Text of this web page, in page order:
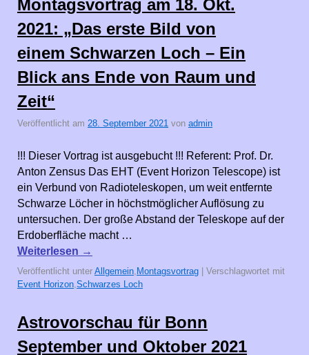
Montagsvortrag am 18. Okt.
2021: „Das erste Bild von
einem Schwarzen Loch – Ein
Blick ans Ende von Raum und
Zeit“
Veröffentlicht am 28. September 2021 von admin
!!! Dieser Vortrag ist ausgebucht !!! Referent: Prof. Dr.
Anton Zensus Das EHT (Event Horizon Telescope) ist
ein Verbund von Radioteleskopen, um weit entfernte
Schwarze Löcher in höchstmöglicher Auflösung zu
untersuchen. Der große Abstand der Teleskope auf der
Erdoberfläche macht …
Weiterlesen →
Veröffentlicht unter Allgemein Montagsvortrag | Verschlagwortet mit
Event Horizon Schwarzes Loch
Astrovorschau für Bonn
September und Oktober 2021